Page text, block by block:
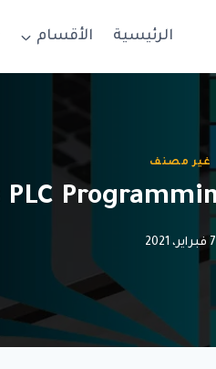
الرئيسية الأقسام
غير مصنف
7 فبراير، 2021